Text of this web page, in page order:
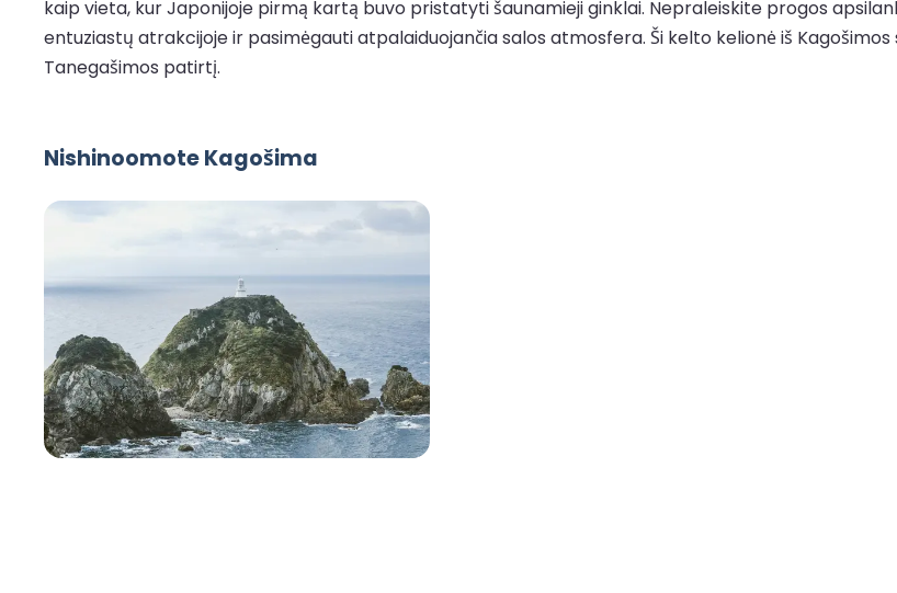
kaip vieta, kur Japonijoje pirmą kartą buvo pristatyti šaunamieji ginklai. Nepraleiskite progos
entuziastų atrakcijoje ir pasimėgauti atpalaiduojančia salos atmosfera. Ši kelto kelionė iš
Tanegašimos patirtį.
Nishinoomote Kagošima